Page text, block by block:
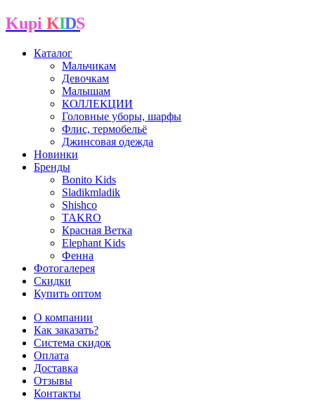
Kupi K I D S
Каталог
Мальчикам
Девочкам
Малышам
КОЛЛЕКЦИИ
Головные уборы, шарфы
Флис, термобельё
Джинсовая одежда
Новинки
Бренды
Bonito Kids
Sladikmladik
Shishco
TAKRO
Красная Ветка
Elephant Kids
Фенна
Фотогалерея
Скидки
Купить оптом
О компании
Как заказать?
Система скидок
Оплата
Доставка
Отзывы
Контакты